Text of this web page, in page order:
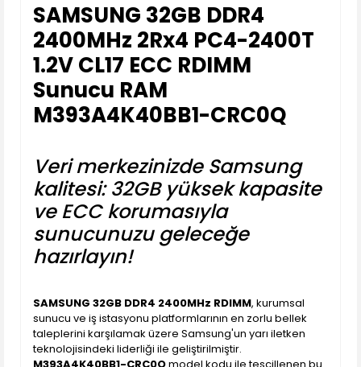
SAMSUNG 32GB DDR4
2400MHz 2Rx4 PC4-2400T
1.2V CL17 ECC RDIMM
Sunucu RAM
M393A4K40BB1-CRC0Q
Veri merkezinizde Samsung
kalitesi: 32GB yüksek kapasite
ve ECC korumasıyla
sunucunuzu geleceğe
hazırlayın!
SAMSUNG 32GB DDR4 2400MHz RDIMM, kurumsal
sunucu ve iş istasyonu platformlarının en zorlu bellek
taleplerini karşılamak üzere Samsung'un yarı iletken
teknolojisindeki liderliği ile geliştirilmiştir.